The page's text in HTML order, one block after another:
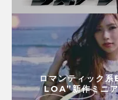
ロマンティック
LOA”新作ミニ